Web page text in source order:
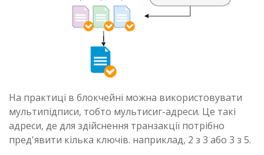
На практиці в блокчейні можна використовувати
мультипідписи, тобто мультисиг-адреси. Це такі
адреси, де для здійснення транзакції потрібно
пред'явити кілька ключів. наприклад, 2 з 3 або 3 з 5.